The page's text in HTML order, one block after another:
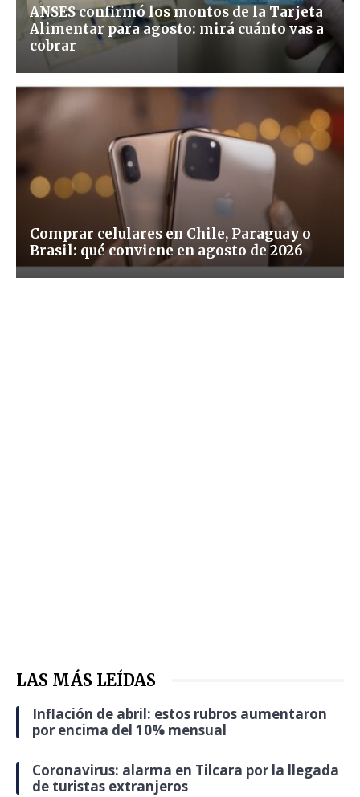
ANSES confirmó los montos de la Tarjeta
Alimentar para agosto: mirá cuánto vas a
cobrar
Comprar celulares en Chile, Paraguay o
Brasil: qué conviene en agosto de 2026
LAS MÁS LEÍDAS
Inflación de abril: estos rubros aumentaron
por encima del 10% mensual
Coronavirus: alarma en Tilcara por la llegada
de turistas extranjeros